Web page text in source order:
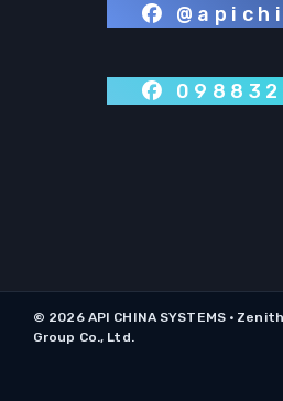
© 2026 API CHINA SYSTEMS ·
Group Co., Ltd.